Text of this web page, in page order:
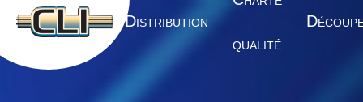
A CCUEIL DISTRIBUTION
QUALITÉ
D